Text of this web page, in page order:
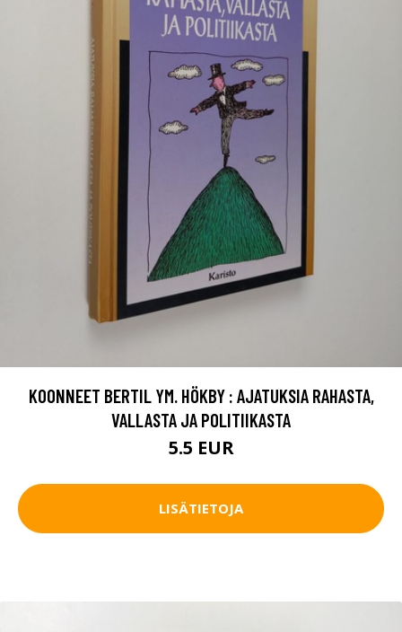
KOONNEET BERTIL YM. HÖKBY : AJATUKSIA RAHASTA,
VALLASTA JA POLITIIKASTA
5.5 EUR
LISÄTIETOJA